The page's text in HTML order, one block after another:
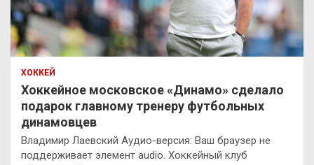
ХОККЕЙ
Хоккейное московское «Динамо» сделало
подарок главному тренеру футбольных
динамовцев
Владимир Лаевский Аудио-версия: Ваш браузер не
поддерживает элемент audio. Хоккейный клуб